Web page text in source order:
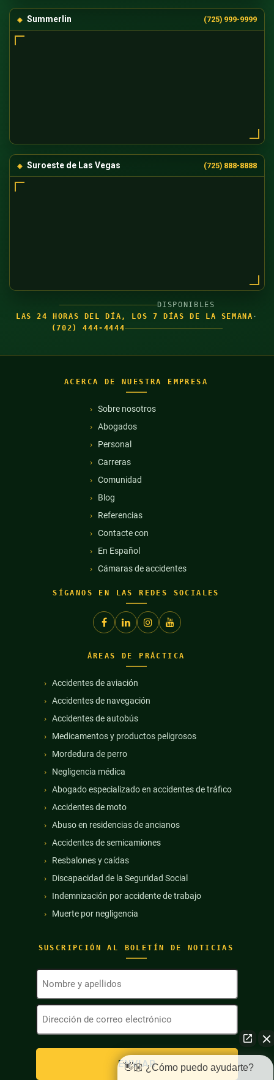
Summerlin (725) 999-9999
Suroeste de Las Vegas (725) 888-8888
DISPONIBLES
LAS 24 HORAS DEL DÍA, LOS 7 DÍAS DE LA SEMANA ·
(702) 444-4444
ACERCA DE NUESTRA EMPRESA
Sobre nosotros
Abogados
Personal
Carreras
Comunidad
Blog
Referencias
Contacte con
En Español
Cámaras de accidentes
SÍGANOS EN LAS REDES SOCIALES
SUSCRIPCIÓN AL BOLETÍN DE NOTICIAS
Nombre
apellidos
Dirección
de
correo
(Obligatorio)
ÁREAS DE PRÁCTICA
Accidentes de aviación
Accidentes de navegación
Accidentes de autobús
Medicamentos y productos peligrosos
Mordedura de perro
Negligencia médica
Abogado especializado en accidentes de tráfico
Accidentes de moto
Abuso en residencias de ancianos
Accidentes de semicamiones
Resbalones y caídas
Discapacidad de la Seguridad Social
Indemnización por accidente de trabajo
Muerte por negligencia
👋🏼 ¿Cómo puedo ayudarte?